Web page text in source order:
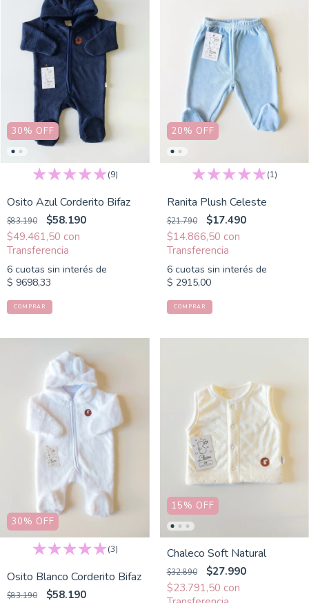
30% OFF
(9)
Osito Azul Corderito Bifaz
$83.190
$58.190
$49.461,50 con
6 cuotas sin interés de
$ 9698,33
COMPRAR
20% OFF
(1)
Ranita Plush Celeste
$21.790
$17.490
$14.866,50 con
6 cuotas sin interés de
$ 2915,00
COMPRAR
30% OFF
(3)
Osito Blanco Corderito Bifaz
$83.190
$58.190
15% OFF
Chaleco Soft Natural
$32.890
$27.990
$23.791,50 con